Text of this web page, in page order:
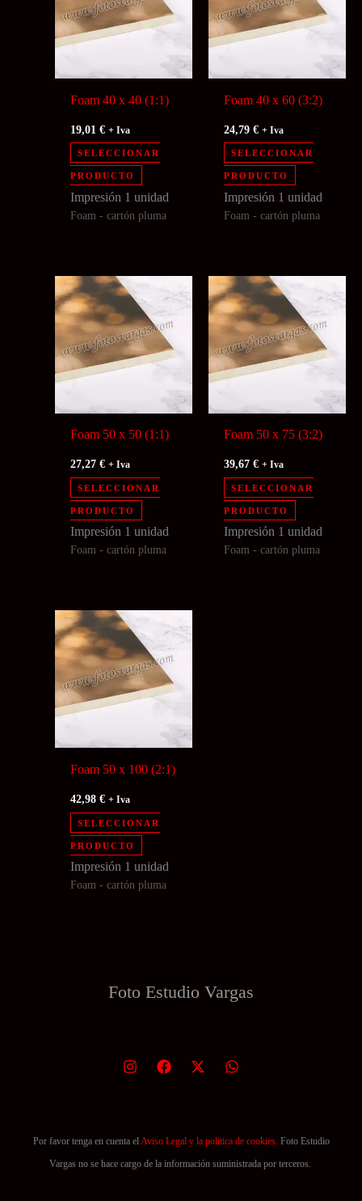
Foam 40 x 40 (1:1)
19,01€ + Iva
SELECCIONAR
PRODUCTO
Impresión 1 unidad
Foam - cartón pluma
Foam 40 x 60 (3:2)
24,79€ + Iva
SELECCIONAR
PRODUCTO
Impresión 1 unidad
Foam - cartón pluma
Foam 50 x 50 (1:1)
27,27€ + Iva
SELECCIONAR
PRODUCTO
Impresión 1 unidad
Foam - cartón pluma
Foam 50 x 75 (3:2)
39,67€ + Iva
SELECCIONAR
PRODUCTO
Impresión 1 unidad
Foam - cartón pluma
Foam 50 x 100 (2:1)
42,98€ + Iva
SELECCIONAR
PRODUCTO
Impresión 1 unidad
Foam - cartón pluma
Foto Estudio Vargas
Por favor tenga en cuenta elAviso Legal y la política de cookies. Foto Estudio
Vargas no se hace cargo de la información suministrada por terceros.